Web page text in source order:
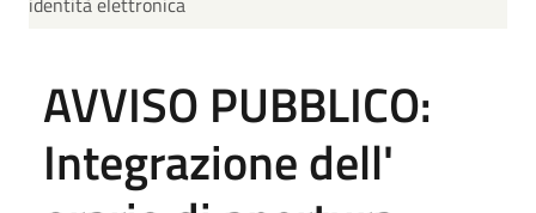
AVVISO PUBBLICO:
Integrazione dell'